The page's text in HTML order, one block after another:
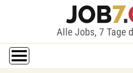
Alle Jobs, 7 Tage